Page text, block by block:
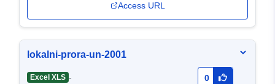
Access URL
lokalni-prora-un-2001
Excel XLS - 0